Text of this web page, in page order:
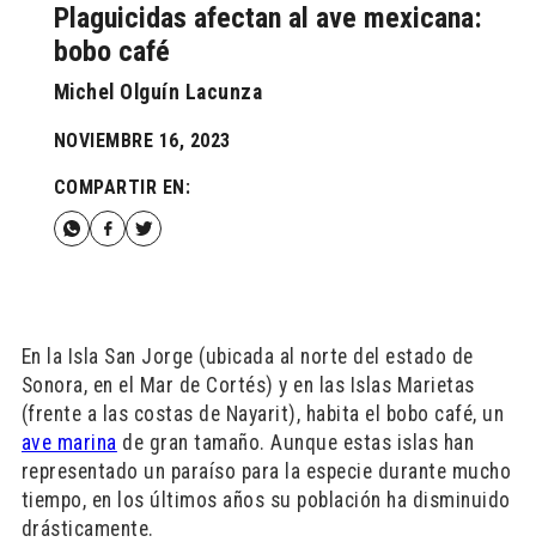
Plaguicidas afectan al ave mexicana:
bobo café
Michel Olguín Lacunza
NOVIEMBRE 16, 2023
COMPARTIR EN:
En la Isla San Jorge (ubicada al norte del estado de
Sonora, en el Mar de Cortés) y en las Islas Marietas
(frente a las costas de Nayarit), habita el bobo café, un
ave marina de gran tamaño. Aunque estas islas han
representado un paraíso para la especie durante mucho
tiempo, en los últimos años su población ha disminuido
drásticamente.